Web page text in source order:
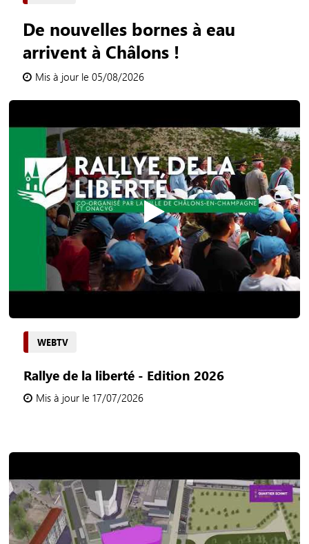
De nouvelles bornes à eau
arrivent à Châlons !
Mis à jour le 05/08/2026
WEBTV
Rallye de la liberté - Edition 2026
Mis à jour le 17/07/2026